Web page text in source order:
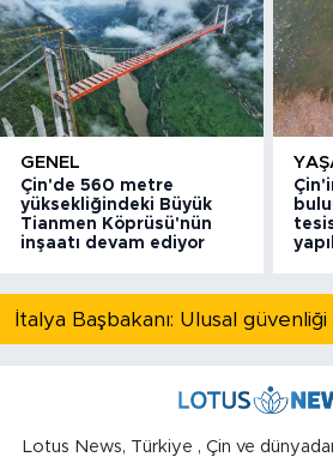
GENEL
Çin'de 560 metre
yüksekliğindeki Büyük
Tianmen Köprüsü'nün
inşaatı devam ediyor
Lotus News, Türkiye , Çin ve